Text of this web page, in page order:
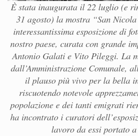
È stata inaugurata il 22 luglio (e
31 agosto) la mostra “San
interessantissima esposizione di
nostro paese, curata con grande
Antonio Galati e Vito Pileggi. La
dall’Amministrazione Comunale,
il plauso più vivo per la bella
riscuotendo notevole
popolazione e dei tanti emigrati
ha incontrato i curatori
lavoro da essi portato